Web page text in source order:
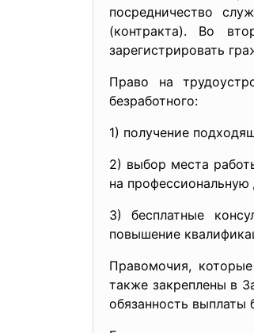
посредничество
(контракта). Во
зарегистрировать
Право на
безработного:
1) получение
2) выбор места
на профессиональную
3) бесплатные
повышение
Правомочия,
также закреплены в
обязанность выплаты